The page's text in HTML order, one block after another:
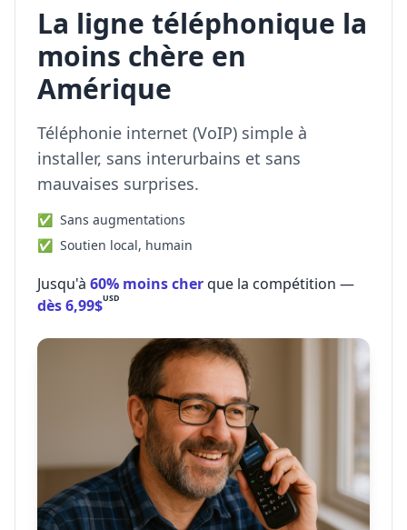
La ligne téléphonique la
moins chère en
Amérique
Téléphonie internet (VoIP) simple à
installer, sans interurbains et sans
mauvaises surprises.
✅ Sans augmentations
✅ Soutien local, humain
Jusqu'à 60% moins cherque la compétition —
dès 6,99$USD